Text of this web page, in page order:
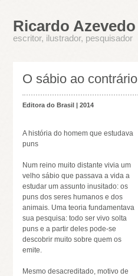
Ricardo Azevedo
escritor, ilustrador, pesquisador
O sábio ao contrário
Editora do Brasil | 2014
A história do homem que estudava
puns
Num reino muito distante vivia um
velho sábio que passava a vida a
estudar um assunto inusitado: os
puns dos seres humanos e dos
animais. Uma teoria fundamentava
sua pesquisa: todo ser vivo solta
puns e a partir deles pode-se
descobrir muito sobre quem os
emite.
Mesmo desacreditado, motivo de